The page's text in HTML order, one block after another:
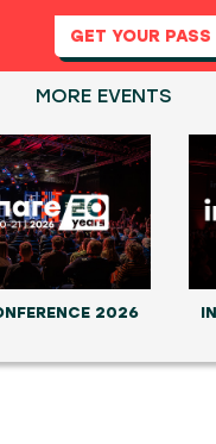
GET YOUR PASS
MORE EVENTS
2026